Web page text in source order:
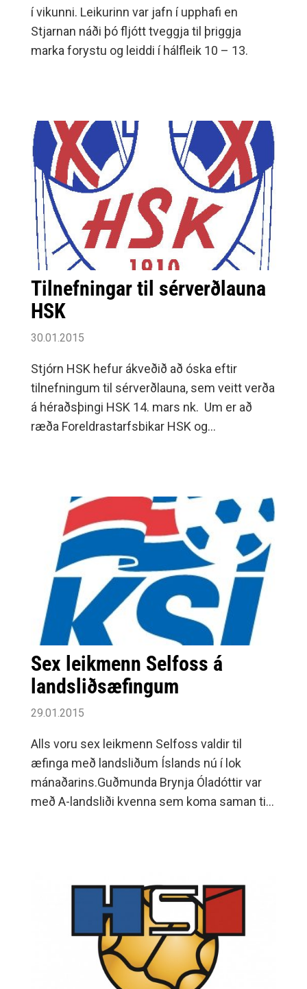
í vikunni. Leikurinn var jafn í upphafi en
Stjarnan náði þó fljótt tveggja til þriggja
marka forystu og leiddi í hálfleik 10 – 13.
Tilnefningar til sérverðlauna
HSK
30.01.2015
Stjórn HSK hefur ákveðið að óska eftir
tilnefningum til sérverðlauna, sem veitt verða
á héraðsþingi HSK 14. mars nk. Um er að
ræða Foreldrastarfsbikar HSK og
unglingastarf innan
félags/deildar.Ábendingar um öflugt foreldra
og/eða unglingastarf innan félaga og deilda
berist á netfangið fyrir 2.
Sex leikmenn Selfoss á
landsliðsæfingum
29.01.2015
Alls voru sex leikmenn Selfoss valdir til
æfinga með landsliðum Íslands nú í lok
mánaðarins.Guðmunda Brynja Óladóttir var
með A-landsliði kvenna sem koma saman til